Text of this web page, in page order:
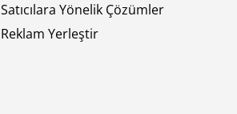
Satıcılara Yönelik Çözümler
Reklam Yerleştir